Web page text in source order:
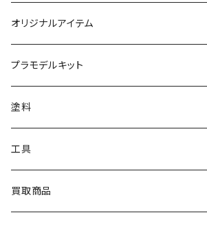
オリジナルアイテム
みんなのアクション3Dアートベース
アクリルベース
ナチュラルベース
オリジナルアクキー
プラモデルキット
BANDAI
HG
MG
TAMIYA
カーモデル
アオシマ
塗料
クレオス
ラッカー塗料
TAMIYA
工具
TAMIYA
買取商品